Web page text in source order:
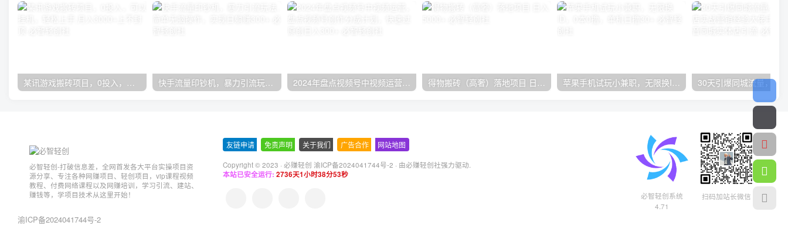
苹果手机试玩小兼职，无限换ID，0本0撸，单机日撸30+
必智轻创-打破信息差，全网首发各大平台实操项目资
源分享、专注各种网赚项目、轻创项目，vip课程视频
教程、付费网络课程以及网赚培训，学习引流、建站、
赚钱等，学项目技术从这里开始！
友链申请 免责声明 关于我们 广告合作 网站地图
Copyright © 2023 · 必赚轻创 渝ICP备2024041744号-2 · 由必赚轻创社强力驱动.
本站已安全运行: 2736天1小时38分54秒
必智轻创系统
4.71
扫码加站长微信
渝ICP备2024041744号-2